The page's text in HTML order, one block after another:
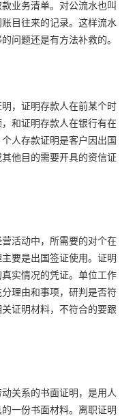
业务清单。对公流水也叫
目往来的记录。这样流水
问题还是有方法补救的。
，证明存款人在前某个时
和证明存款人在银行有在
人存款证明是客户因出国
他目的需要开具的资信证
活动中，所需要的对个在
要是出国签证使用。证明
实情况的凭证。单位工作
理由和事项，研判是否符
证明材料，不符合的要跟
关系的书面证明，是用人
一份书面材料。离职证明